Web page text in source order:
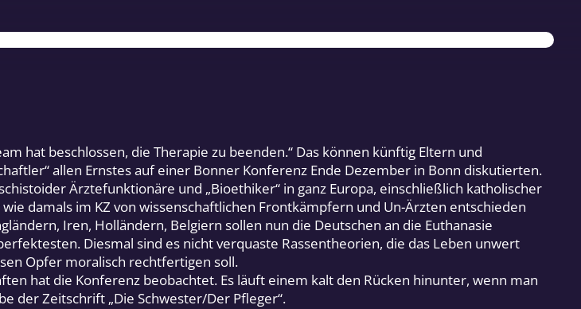
hat beschlossen, die Therapie zu beenden.“ Das können künftig Eltern und
allen Ernstes auf einer Bonner Konferenz Ende Dezember in Bonn diskutierten.
Ärztefunktionäre und „Bioethiker“ in ganz Europa, einschließlich katholischer
damals im KZ von wissenschaftlichen Frontkämpfern und Un-Ärzten entschieden
Iren, Holländern, Belgiern sollen nun die Deutschen an die Euthanasie
Diesmal sind es nicht verquaste Rassentheorien, die das Leben unwert
Opfer moralisch rechtfertigen soll.
hat die Konferenz beobachtet. Es läuft einem kalt den Rücken hinunter, wenn man
der Zeitschrift „Die Schwester/Der Pfleger“.